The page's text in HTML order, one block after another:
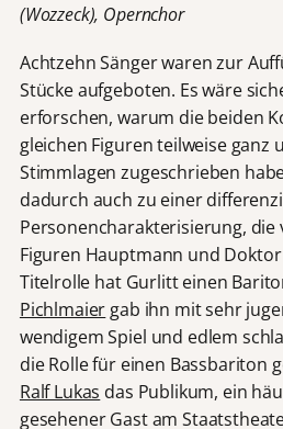
(Wozzeck), Opernchor
Achtzehn Sänger waren zur
Stücke aufgeboten. Es wäre
erforschen, warum die beiden
gleichen Figuren teilweise ganz
Stimmlagen zugeschrieben
dadurch auch zu einer
Personencharakterisierung, die
Figuren Hauptmann und
Titelrolle hat Gurlitt einen
Pichlmaier gab ihn mit sehr
wendigem Spiel und edlem
die Rolle für einen Bassbariton
Ralf Lukas das Publikum, ein
gesehener Gast am